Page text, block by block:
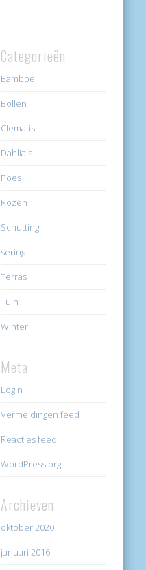
Categorieën
Bamboe
Bollen
Clematis
Dahlia's
Poes
Rozen
Schutting
sering
Terras
Tuin
Winter
Meta
Login
Vermeldingen feed
Reacties feed
WordPress.org
Archieven
oktober 2020
januari 2016